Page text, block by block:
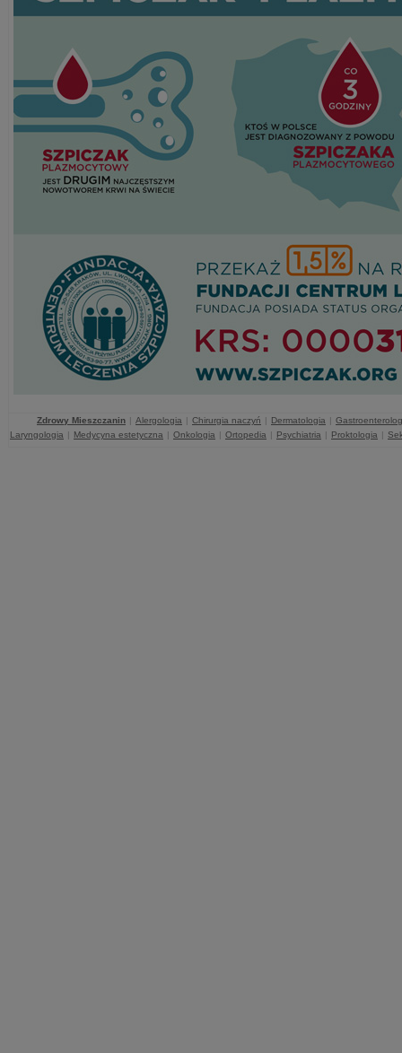
Zdrowy Mieszczanin | Alergologia | Chirurgia naczyń | Dermatologia |
Laryngologia | Medycyna estetyczna | Onkologia | Ortopedia | Psychiatria | Proktologia |